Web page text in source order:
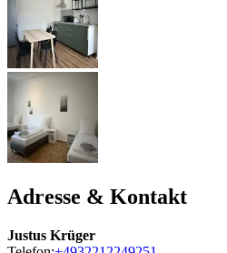
Adresse & Kontakt
Justus Krüger